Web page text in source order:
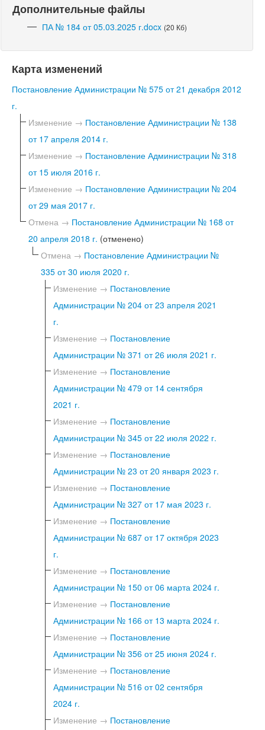
Дополнительные файлы
ПА № 184 от 05.03.2025 г.docx (20 Кб)
Карта изменений
Постановление Администрации № 575 от 21 декабря 2012
г.
Изменение → Постановление Администрации № 138
от 17 апреля 2014 г.
Изменение → Постановление Администрации № 318
от 15 июля 2016 г.
Изменение → Постановление Администрации № 204
от 29 мая 2017 г.
Отмена → Постановление Администрации № 168 от
20 апреля 2018 г. (отменено)
Отмена → Постановление Администрации №
335 от 30 июля 2020 г.
Изменение → Постановление
Администрации № 204 от 23 апреля 2021
г.
Изменение → Постановление
Администрации № 371 от 26 июля 2021 г.
Изменение → Постановление
Администрации № 479 от 14 сентября
2021 г.
Изменение → Постановление
Администрации № 345 от 22 июля 2022 г.
Изменение → Постановление
Администрации № 23 от 20 января 2023 г.
Изменение → Постановление
Администрации № 327 от 17 мая 2023 г.
Изменение → Постановление
Администрации № 687 от 17 октября 2023
г.
Изменение → Постановление
Администрации № 150 от 06 марта 2024 г.
Изменение → Постановление
Администрации № 166 от 13 марта 2024 г.
Изменение → Постановление
Администрации № 356 от 25 июня 2024 г.
Изменение → Постановление
Администрации № 516 от 02 сентября
2024 г.
Изменение → Постановление